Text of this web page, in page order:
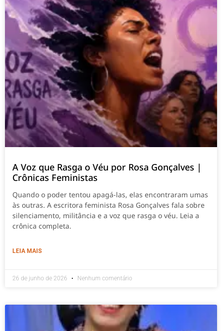
A Voz que Rasga o Véu por Rosa Gonçalves |
Crônicas Feministas
Quando o poder tentou apagá-las, elas encontraram umas
às outras. A escritora feminista Rosa Gonçalves fala sobre
silenciamento, militância e a voz que rasga o véu. Leia a
crônica completa.
LEIA MAIS
26 de junho de 2026 Nenhum comentário